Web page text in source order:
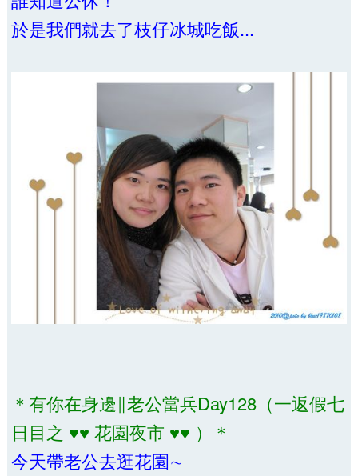
於是我們就去了枝仔冰城吃飯...
＊有你在身邊∥老公當兵Day128（一返假七
日目之 ♥♥ 花園夜市 ♥♥ ）＊
今天帶老公去逛花園∼